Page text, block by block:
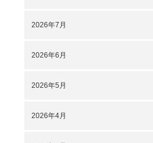
2026年7月
2026年6月
2026年5月
2026年4月